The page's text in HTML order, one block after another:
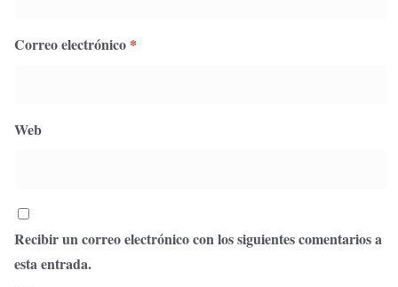
Correo electrónico *
Web
Recibir un correo electrónico con los siguientes comentarios a
esta entrada.